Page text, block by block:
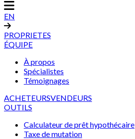
EN
PROPRIETES
ÉQUIPE
À propos
Spécialistes
Témoignages
ACHETEURSVENDEURS
OUTILS
Calculateur de prêt hypothécaire
Taxe de mutation